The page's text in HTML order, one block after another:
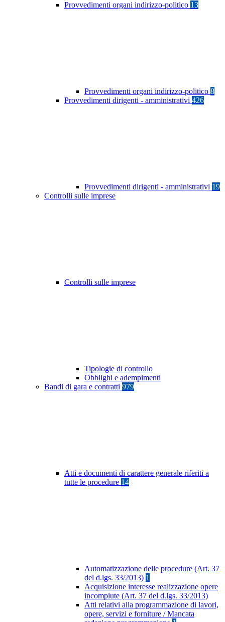
Provvedimenti organi indirizzo-politico 13
Provvedimenti organi indirizzo-politico 8
Provvedimenti dirigenti - amministrativi 426
Provvedimenti dirigenti - amministrativi 19
Controlli sulle imprese
Controlli sulle imprese
Tipologie di controllo
Obblighi e adempimenti
Bandi di gara e contratti 979
Atti e documenti di carattere generale riferiti a
tutte le procedure 14
Automatizzazione delle procedure (Art. 37
del d.lgs. 33/2013) 1
Acquisizione interesse realizzazione opere
incompiute (Art. 37 del d.lgs. 33/2013)
Atti relativi alla programmazione di lavori,
opere, servizi e forniture / Mancata